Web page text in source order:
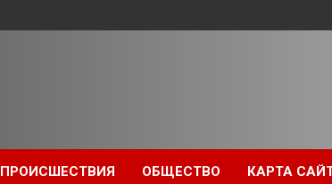
ПРОИСШЕСТВИЯ ОБЩЕСТВО КАРТА